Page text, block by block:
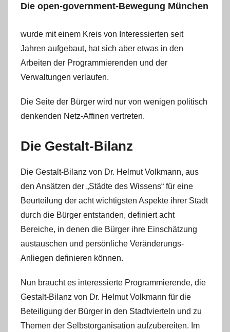
Die open-government-Bewegung München
wurde mit einem Kreis von Interessierten seit
Jahren aufgebaut, hat sich aber etwas in den
Arbeiten der Programmierenden und der
Verwaltungen verlaufen.
Die Seite der Bürger wird nur von wenigen politisch
denkenden Netz-Affinen vertreten.
Die Gestalt-Bilanz
Die Gestalt-Bilanz von Dr. Helmut Volkmann, aus
den Ansätzen der „Städte des Wissens“ für eine
Beurteilung der acht wichtigsten Aspekte ihrer Stadt
durch die Bürger entstanden, definiert acht
Bereiche, in denen die Bürger ihre Einschätzung
austauschen und persönliche Veränderungs-
Anliegen definieren können.
Nun braucht es interessierte Programmierende, die
Gestalt-Bilanz von Dr. Helmut Volkmann für die
Beteiligung der Bürger in den Stadtvierteln und zu
Themen der Selbstorganisation aufzubereiten. Im